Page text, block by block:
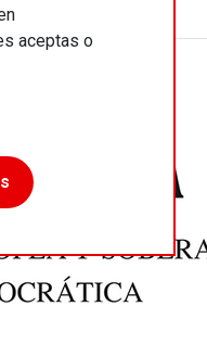
aceptas o